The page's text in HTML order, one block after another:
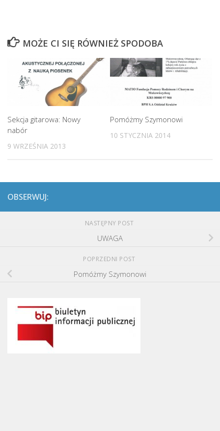
MOŻE CI SIĘ RÓWNIEŻ SPODOBA
Sekcja gitarowa: Nowy
nabór
9 WRZEŚNIA 2013
Pomóżmy Szymonowi
10 STYCZNIA 2014
OBSERWUJ:
NASTĘPNY POST
UWAGA
POPRZEDNI POST
Pomóżmy Szymonowi